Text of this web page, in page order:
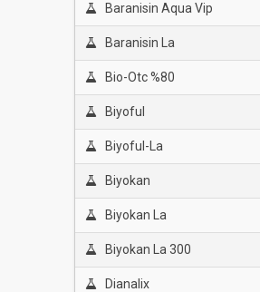
Baranisin Aqua Vip
Baranisin La
Bio-Otc %80
Biyoful
Biyoful-La
Biyokan
Biyokan La
Biyokan La 300
Dianalix